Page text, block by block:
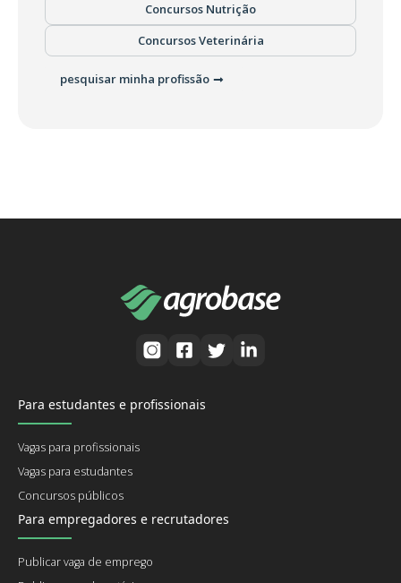
Concursos Nutrição
Concursos Veterinária
pesquisar minha profissão
Para estudantes e profissionais
Vagas para profissionais
Vagas para estudantes
Concursos públicos
Para empregadores e recrutadores
Publicar vaga de emprego